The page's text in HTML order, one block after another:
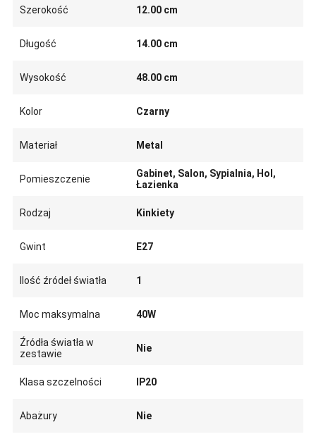
Szerokość 12.00 cm
Długość 14.00 cm
Wysokość 48.00 cm
Kolor Czarny
Materiał Metal
Pomieszczenie
Gabinet, Salon, Sypialnia, Hol,
Łazienka
Rodzaj Kinkiety
Gwint E27
Ilość źródeł światła 1
Moc maksymalna 40W
Źródła światła w
zestawie
Nie
Klasa szczelności IP20
Abażury Nie